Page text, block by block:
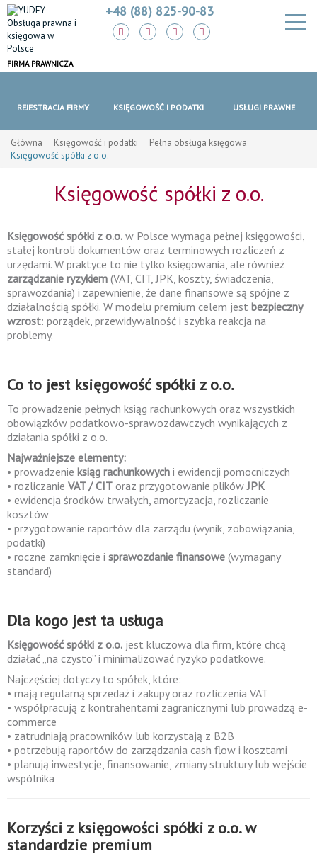
FIRMA PRAWNICZA
+48 (88) 825-90-83
REJESTRACJA FIRMY KSIĘGOWOŚĆ I PODATKI USŁUGI PRAWNE
Główna Księgowość i podatki
Pełna obsługa księgowa
Księgowość spółki z o.o.
Księgowość spółki z o.o.
Księgowość spółki z o.o. w Polsce wymaga pełnej księgowości,
stałej kontroli dokumentów oraz terminowych rozliczeń z
urzędami. W praktyce to nie tylko księgowania, ale również
zarządzanie ryzykiem (VAT, CIT, JPK, koszty, świadczenia,
sprawozdania) i zapewnienie, że dane finansowe są spójne z
działalnością spółki. W modelu premium celem jest bezpieczny
wzrost: porządek, przewidywalność i szybka reakcja na
problemy.
Co to jest księgowość spółki z o.o.
To prowadzenie pełnych ksiąg rachunkowych oraz wszystkich
obowiązków podatkowo-sprawozdawczych wynikających z
działania spółki z o.o.
Najważniejsze elementy:
• prowadzenie ksiąg rachunkowych i ewidencji pomocniczych
• rozliczanie VAT / CIT oraz przygotowanie plikówJPK
• ewidencja środków trwałych, amortyzacja, rozliczanie
kosztów
• przygotowanie raportów dla zarządu (wynik, zobowiązania,
podatki)
• roczne zamknięcie i sprawozdanie finansowe (wymagany
standard)
Dla kogo jest ta usługa
Księgowość spółki z o.o. jest kluczowa dla firm, które chcą
działać „na czysto” i minimalizować ryzyko podatkowe.
Najczęściej dotyczy to spółek, które:
• mają regularną sprzedaż i zakupy oraz rozliczenia VAT
• współpracują z kontrahentami zagranicznymi lub prowadzą e-
commerce
• zatrudniają pracowników lub korzystają z B2B
• potrzebują raportów do zarządzania cash flow i kosztami
• planują inwestycje, finansowanie, zmiany struktury lub wejście
wspólnika
Korzyści z księgowości spółki z o.o. w
standardzie premium